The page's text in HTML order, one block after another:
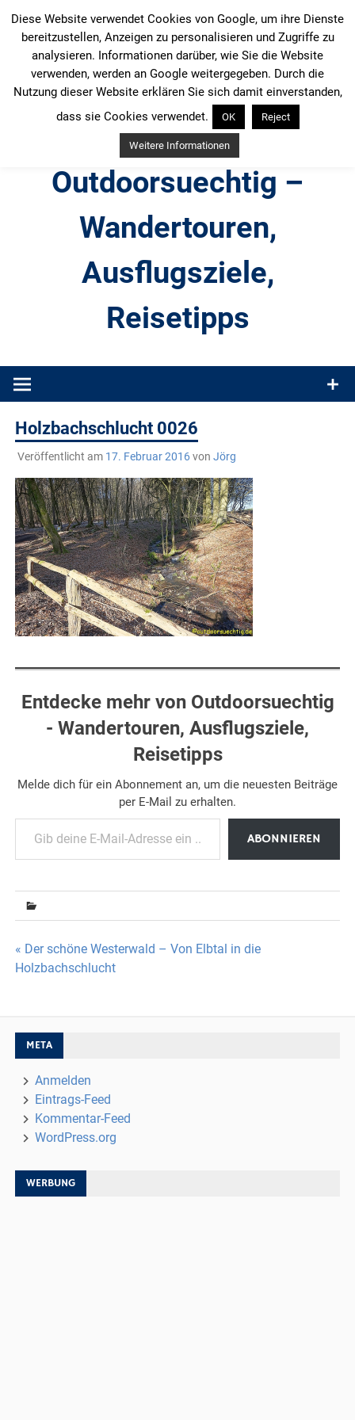
Inhalt
springen
Outdoorsuechtig –
Wandertouren,
Ausflugsziele,
Reisetipps
Produkttests und Buchrezensionen. Ein Blog für alle, die gern
Holzbachschlucht 0026
Veröffentlicht am 17. Februar 2016von Jörg
Entdecke mehr von Outdoorsuechtig
- Wandertouren, Ausflugsziele,
Reisetipps
Melde dich für ein Abonnement an, um die neuesten Beiträge
per E-Mail zu erhalten.
Gib deine E-Mail-Adresse ein ...
ABONNIEREN
Beitragsnavigation
« Der schöne Westerwald – Von Elbtal in die
Holzbachschlucht
META
Anmelden
Eintrags-Feed
Kommentar-Feed
WordPress.org
WERBUNG
Diese Website verwendet Cookies von Google, um ihre Dienste
bereitzustellen, Anzeigen zu personalisieren und Zugriffe zu
analysieren. Informationen darüber, wie Sie die Website
verwenden, werden an Google weitergegeben. Durch die
Nutzung dieser Website erklären Sie sich damit einverstanden,
dass sie Cookies verwendet.
OK Reject
Weitere Informationen